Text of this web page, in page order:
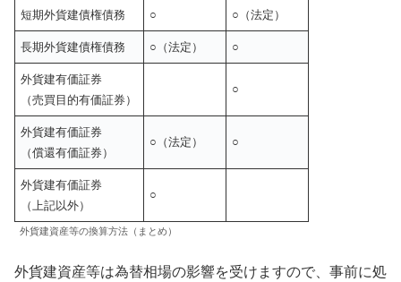
短期外貨建債権債務 ○ ○（法定）
長期外貨建債権債務 ○（法定） ○
外貨建有価証券
（売買目的有価証券）
○
外貨建有価証券
（償還有価証券）
○（法定） ○
外貨建有価証券
（上記以外）
○
外貨建資産等の換算方法（まとめ）
外貨建資産等は為替相場の影響を受けますので、事前に処